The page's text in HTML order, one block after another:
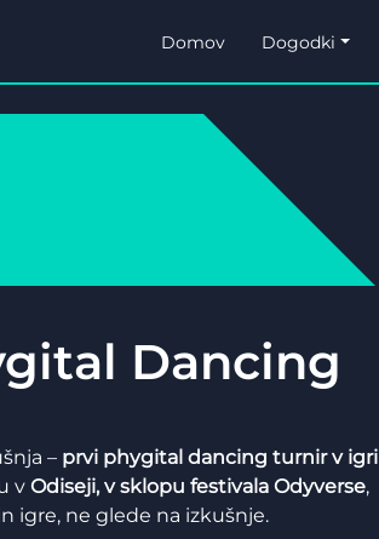
Domov Dogodki
Dancing
– prvi phygital dancing turnir v igri
v Odiseji, v sklopu festivala Odyverse,
igre, ne glede na izkušnje.